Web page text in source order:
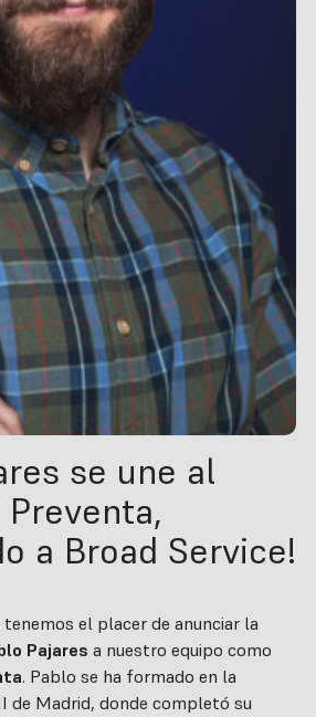
se une al
a Broad Service!
tenemos el placer de anunciar la
Pajares a nuestro equipo como
. Pablo se ha formado en la
de Madrid, donde completó su